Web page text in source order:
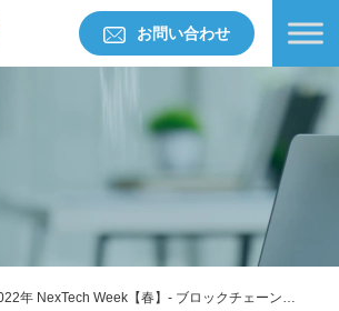
お問い合わせ
年 NexTech Week【春】- ブロックチェーン